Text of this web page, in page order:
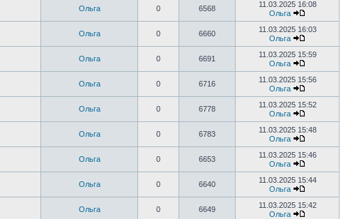
Ольга 0 6568
11.03.2025 16:08
Ольга
Ольга 0 6660
11.03.2025 16:03
Ольга
Ольга 0 6691
11.03.2025 15:59
Ольга
Ольга 0 6716
11.03.2025 15:56
Ольга
Ольга 0 6778
11.03.2025 15:52
Ольга
Ольга 0 6783
11.03.2025 15:48
Ольга
Ольга 0 6653
11.03.2025 15:46
Ольга
Ольга 0 6640
11.03.2025 15:44
Ольга
Ольга 0 6649
11.03.2025 15:42
Ольга